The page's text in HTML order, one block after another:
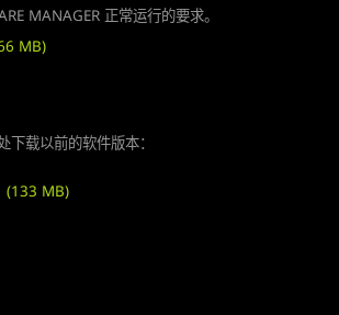
MANAGER 正常运行的要求。
MB)
下载以前的软件版本：
(133 MB)